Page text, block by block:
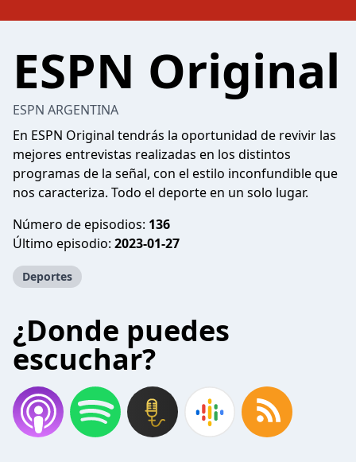
ESPN Original
ESPN ARGENTINA
En ESPN Original tendrás la oportunidad de revivir las
mejores entrevistas realizadas en los distintos
programas de la señal, con el estilo inconfundible que
nos caracteriza. Todo el deporte en un solo lugar.
Número de episodios: 136
Último episodio: 2023-01-27
Deportes
¿Donde puedes
escuchar?